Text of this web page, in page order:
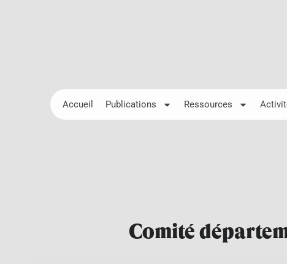
Accueil Publications Ressources
Comité